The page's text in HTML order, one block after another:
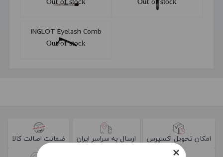
INGLOT Eyelash Comb
Out of stock
امکان تحویل اکسپرس ارسال به سراسر ایران ضمانت اصالت کالا